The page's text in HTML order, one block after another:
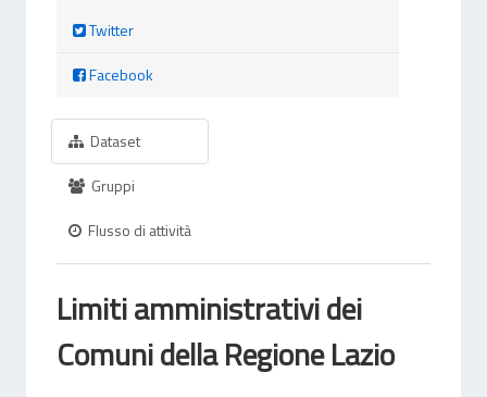
Twitter
Facebook
Dataset
Gruppi
Flusso di attività
Limiti amministrativi dei
Comuni della Regione Lazio